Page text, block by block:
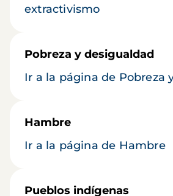
extractivismo
Pobreza y desigualdad
Ir a la página de Pobreza
Hambre
Ir a la página de Hambre
Pueblos indígenas